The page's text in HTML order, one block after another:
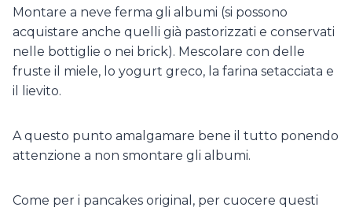
Montare a neve ferma gli albumi (si possono
acquistare anche quelli già pastorizzati e conservati
nelle bottiglie o nei brick). Mescolare con delle
fruste il miele, lo yogurt greco, la farina setacciata e
il lievito.
A questo punto amalgamare bene il tutto ponendo
attenzione a non smontare gli albumi.
Come per i pancakes original, per cuocere questi